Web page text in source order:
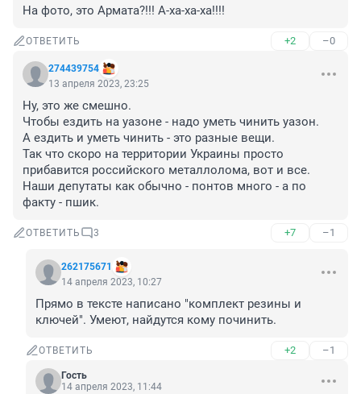
На фото, это Армата?!!! А-ха-ха-ха!!!!
ОТВЕТИТЬ +2 –0
274439754
13 апреля 2023, 23:25
Ну, это же смешно.
Чтобы ездить на уазоне - надо уметь чинить уазон.
А ездить и уметь чинить - это разные вещи.
Так что скоро на территории Украины просто
прибавится российского металлолома, вот и все.
Наши депутаты как обычно - понтов много - а по
факту - пшик.
ОТВЕТИТЬ 3 +7 –1
262175671
14 апреля 2023, 10:27
Прямо в тексте написано "комплект резины и
ключей". Умеют, найдутся кому починить.
ОТВЕТИТЬ +2 –1
Гость
14 апреля 2023, 11:44